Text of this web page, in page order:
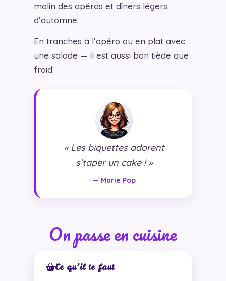
malin des apéros et dîners légers
d’automne.
En tranches à l’apéro ou en plat avec
une salade — il est aussi bon tiède que
froid.
« Les biquettes adorent
s’taper un cake ! »
— Marie Pop
On passe en cuisine
Ce qu’il te faut